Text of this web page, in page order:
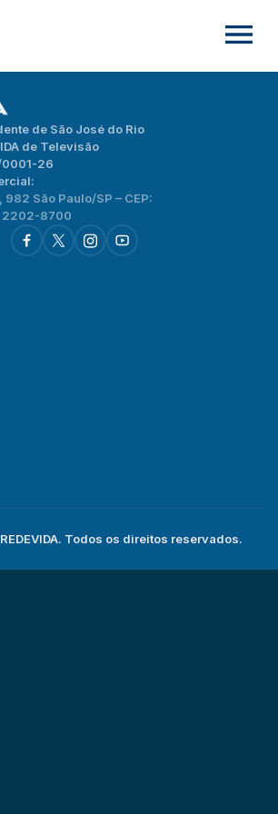
de São José do Rio
de Televisão
0001-26
São Paulo/SP – CEP:
2202-8700
Todos os direitos reservados.